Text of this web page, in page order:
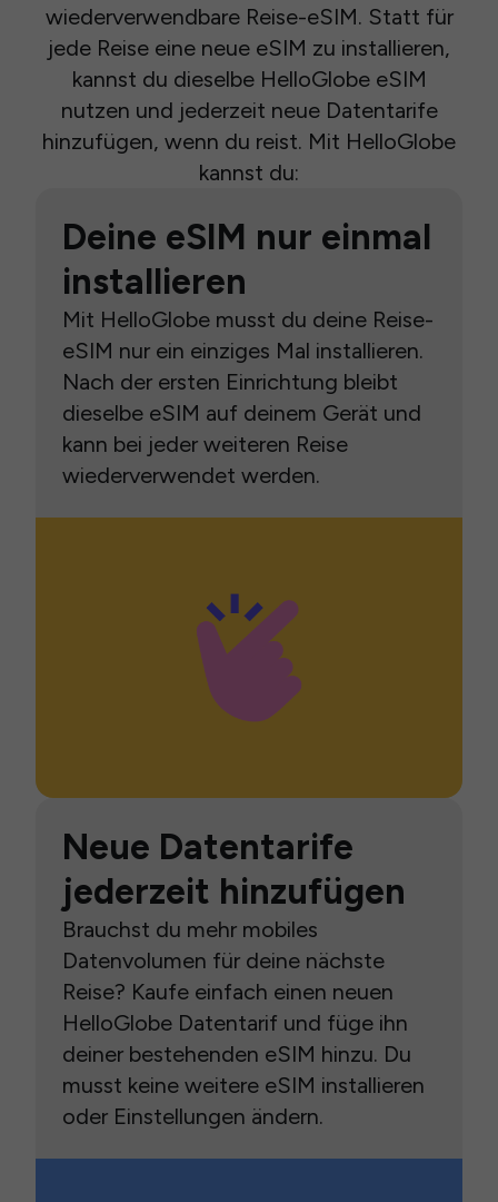
wiederverwendbare Reise-eSIM. Statt für
jede Reise eine neue eSIM zu installieren,
kannst du dieselbe HelloGlobe eSIM
nutzen und jederzeit neue Datentarife
hinzufügen, wenn du reist. Mit HelloGlobe
kannst du:
Deine eSIM nur einmal
installieren
Mit HelloGlobe musst du deine Reise-
eSIM nur ein einziges Mal installieren.
Nach der ersten Einrichtung bleibt
dieselbe eSIM auf deinem Gerät und
kann bei jeder weiteren Reise
wiederverwendet werden.
Neue Datentarife
jederzeit hinzufügen
Brauchst du mehr mobiles
Datenvolumen für deine nächste
Reise? Kaufe einfach einen neuen
HelloGlobe Datentarif und füge ihn
deiner bestehenden eSIM hinzu. Du
musst keine weitere eSIM installieren
oder Einstellungen ändern.